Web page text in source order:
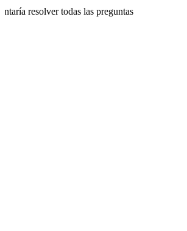
resolver todas las preguntas